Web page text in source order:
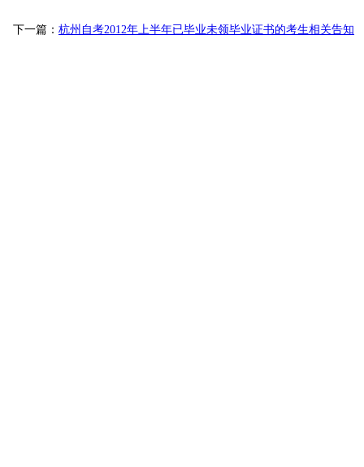
下一篇： 杭州自考2012年上半年已毕业未领毕业证书的考生相关告知